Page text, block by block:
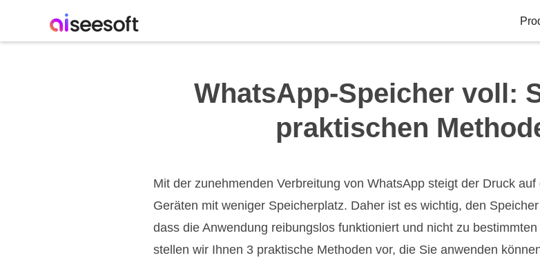
WhatsApp-Speicher voll:
praktischen
Mit der zunehmenden Verbreitung von WhatsApp steigt der Druck
Geräten mit weniger Speicherplatz. Daher ist es wichtig, den
dass die Anwendung reibungslos funktioniert und nicht zu
stellen wir Ihnen 3 praktische Methoden vor, die Sie anwenden